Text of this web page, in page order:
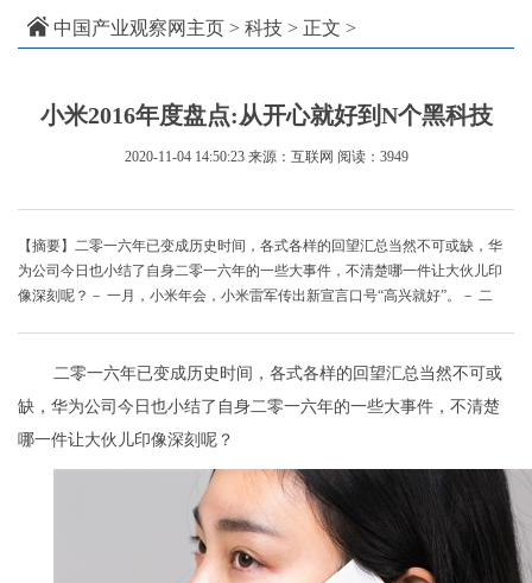
中国产业观察网主页 > 科技 > 正文 >
小米2016年度盘点:从开心就好到N个黑科技
2020-11-04 14:50:23 来源：互联网 阅读：3949
【摘要】二零一六年已变成历史时间，各式各样的回望汇总当然不可或缺，华
为公司今日也小结了自身二零一六年的一些大事件，不清楚哪一件让大伙儿印
像深刻呢？－ 一月，小米年会，小米雷军传出新宣言口号“高兴就好”。－ 二
二零一六年已变成历史时间，各式各样的回望汇总当然不可或
缺，华为公司今日也小结了自身二零一六年的一些大事件，不清楚
哪一件让大伙儿印像深刻呢？